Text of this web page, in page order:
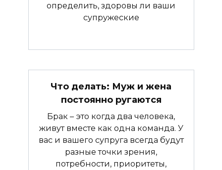
определить, здоровы ли ваши
супружеские
Что делать: Муж и жена
постоянно ругаются
Брак – это когда два человека,
живут вместе как одна команда. У
вас и вашего супруга всегда будут
разные точки зрения,
потребности, приоритеты,